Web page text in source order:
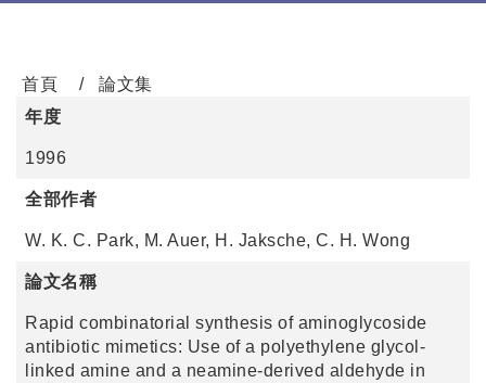
首頁
論文集
年度
1996
全部作者
W. K. C. Park, M. Auer, H. Jaksche, C. H. Wong
論文名稱
Rapid combinatorial synthesis of aminoglycoside
antibiotic mimetics: Use of a polyethylene glycol-
linked amine and a neamine-derived aldehyde in